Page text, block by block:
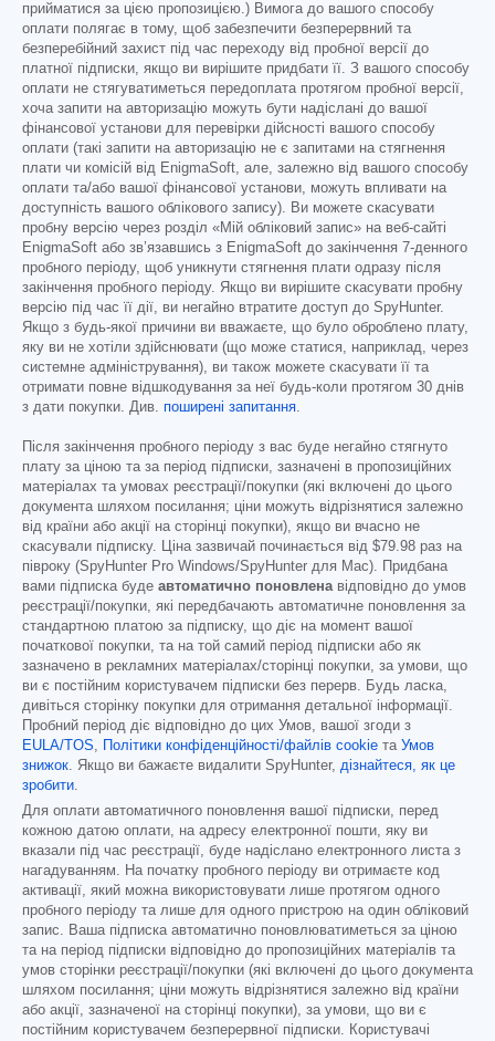
прийматися за цією пропозицією.) Вимога до вашого способу
оплати полягає в тому, щоб забезпечити безперервний та
безперебійний захист під час переходу від пробної версії до
платної підписки, якщо ви вирішите придбати її. З вашого способу
оплати не стягуватиметься передоплата протягом пробної версії,
хоча запити на авторизацію можуть бути надіслані до вашої
фінансової установи для перевірки дійсності вашого способу
оплати (такі запити на авторизацію не є запитами на стягнення
плати чи комісій від EnigmaSoft, але, залежно від вашого способу
оплати та/або вашої фінансової установи, можуть впливати на
доступність вашого облікового запису). Ви можете скасувати
пробну версію через розділ «Мій обліковий запис» на веб-сайті
EnigmaSoft або зв’язавшись з EnigmaSoft до закінчення 7-денного
пробного періоду, щоб уникнути стягнення плати одразу після
закінчення пробного періоду. Якщо ви вирішите скасувати пробну
версію під час її дії, ви негайно втратите доступ до SpyHunter.
Якщо з будь-якої причини ви вважаєте, що було оброблено плату,
яку ви не хотіли здійснювати (що може статися, наприклад, через
системне адміністрування), ви також можете скасувати її та
отримати повне відшкодування за неї будь-коли протягом 30 днів
з дати покупки. Див. поширені запитання.
Після закінчення пробного періоду з вас буде негайно стягнуто
плату за ціною та за період підписки, зазначені в пропозиційних
матеріалах та умовах реєстрації/покупки (які включені до цього
документа шляхом посилання; ціни можуть відрізнятися залежно
від країни або акції на сторінці покупки), якщо ви вчасно не
скасували підписку. Ціна зазвичай починається від $79.98 раз на
півроку (SpyHunter Pro Windows/SpyHunter для Mac). Придбана
вами підписка буде автоматично поновленавідповідно до умов
реєстрації/покупки, які передбачають автоматичне поновлення за
стандартною платою за підписку, що діє на момент вашої
початкової покупки, та на той самий період підписки або як
зазначено в рекламних матеріалах/сторінці покупки, за умови, що
ви є постійним користувачем підписки без перерв. Будь ласка,
дивіться сторінку покупки для отримання детальної інформації.
Пробний період діє відповідно до цих Умов, вашої згоди з
EULA/TOS, Політики конфіденційності/файлів cookie та Умов
знижок. Якщо ви бажаєте видалити SpyHunter, дізнайтеся, як це
зробити.
Для оплати автоматичного поновлення вашої підписки, перед
кожною датою оплати, на адресу електронної пошти, яку ви
вказали під час реєстрації, буде надіслано електронного листа з
нагадуванням. На початку пробного періоду ви отримаєте код
активації, який можна використовувати лише протягом одного
пробного періоду та лише для одного пристрою на один обліковий
запис. Ваша підписка автоматично поновлюватиметься за ціною
та на період підписки відповідно до пропозиційних матеріалів та
умов сторінки реєстрації/покупки (які включені до цього документа
шляхом посилання; ціни можуть відрізнятися залежно від країни
або акції, зазначеної на сторінці покупки), за умови, що ви є
постійним користувачем безперервної підписки. Користувачі